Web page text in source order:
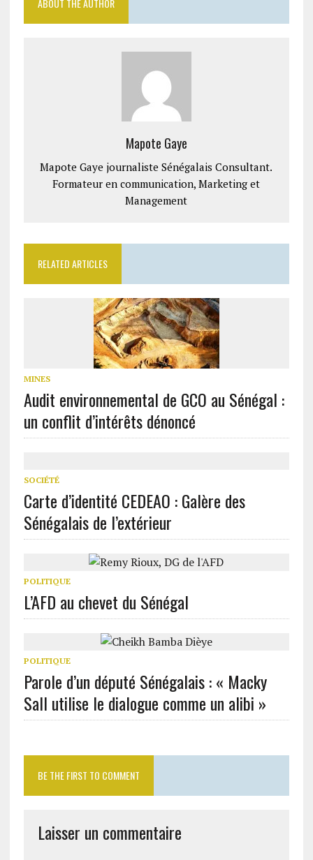
Mapote Gaye
Mapote Gaye journaliste Sénégalais Consultant.
Formateur en communication, Marketing et
Management
RELATED ARTICLES
MINES
Audit environnemental de GCO au Sénégal :
un conflit d’intérêts dénoncé
SOCIÉTÉ
Carte d’identité CEDEAO : Galère des
Sénégalais de l’extérieur
POLITIQUE
L’AFD au chevet du Sénégal
POLITIQUE
Parole d’un député Sénégalais : « Macky
Sall utilise le dialogue comme un alibi »
BE THE FIRST TO COMMENT
Laisser un commentaire